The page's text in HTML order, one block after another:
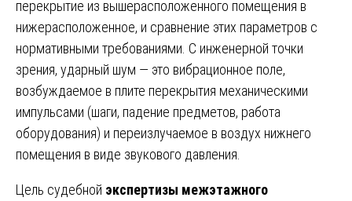
перекрытие из вышерасположенного помещения в
нижерасположенное, и сравнение этих параметров с
нормативными требованиями. С инженерной точки
зрения, ударный шум — это вибрационное поле,
возбуждаемое в плите перекрытия механическими
импульсами (шаги, падение предметов, работа
оборудования) и переизлучаемое в воздух нижнего
помещения в виде звукового давления.
Цель судебной экспертизы межэтажного